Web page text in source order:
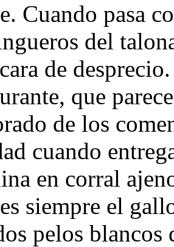
Cuando pasa
del
de
que
de los
cuando
en corral
siempre el
pelos